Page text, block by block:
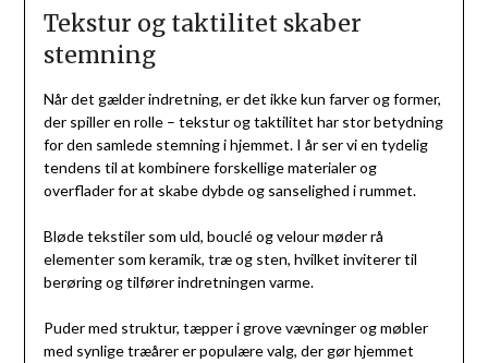
Tekstur og taktilitet skaber
stemning
Når det gælder indretning, er det ikke kun farver og former,
der spiller en rolle – tekstur og taktilitet har stor betydning
for den samlede stemning i hjemmet. I år ser vi en tydelig
tendens til at kombinere forskellige materialer og
overflader for at skabe dybde og sanselighed i rummet.
Bløde tekstiler som uld, bouclé og velour møder rå
elementer som keramik, træ og sten, hvilket inviterer til
berøring og tilfører indretningen varme.
Puder med struktur, tæpper i grove vævninger og møbler
med synlige træårer er populære valg, der gør hjemmet